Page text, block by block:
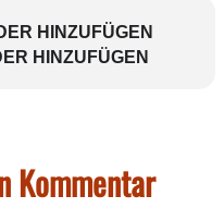
HINZUFÜGEN
HINZUFÜGEN
Kommentar